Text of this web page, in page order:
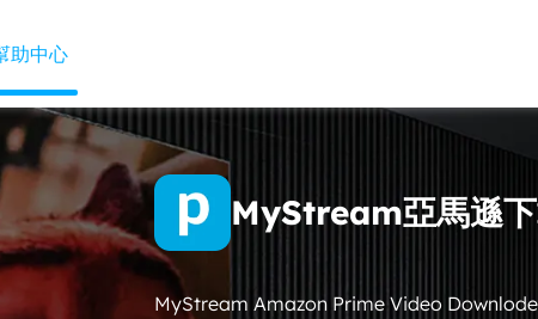
助中心
MyStream亞馬遜
MyStream Amazon Prime Video